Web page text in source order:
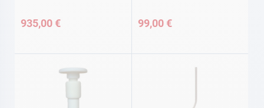
935,00 € 99,00 €